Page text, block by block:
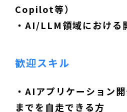
Copilot等）
・AI/LLM領域における
歓迎スキル
・AIアプリケーション
までを自走できる方